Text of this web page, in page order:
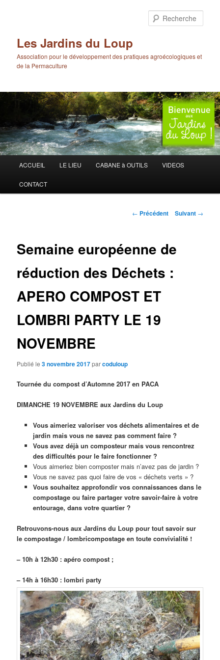
Les Jardins du Loup
Association pour le développement des pratiques agroécologiques et
de la Permaculture
principal
ACCUEIL LE LIEU CABANE à OUTILS VIDEOS
CONTACT
Navigation
← Précédent Suivant →
Semaine européenne de
réduction des Déchets :
APERO COMPOST ET
LOMBRI PARTY LE 19
NOVEMBRE
Publié le3 novembre 2017parcoduloup
Tournée du compost d’Automne 2017 en PACA
DIMANCHE 19 NOVEMBRE aux Jardins du Loup
Vous aimeriez valoriser vos déchets alimentaires et de
jardin mais vous ne savez pas comment faire ?
Vous avez déjà un composteur mais vous rencontrez
des difficultés pour le faire fonctionner ?
Vous aimeriez bien composter mais n’avez pas de jardin ?
Vous ne savez pas quoi faire de vos « déchets verts » ?
Vous souhaitez approfondir vos connaissances dans le
compostage ou faire partager votre savoir-faire à votre
entourage, dans votre quartier ?
Retrouvons-nous aux Jardins du Loup pour tout savoir sur
le compostage / lombricompostage en toute convivialité !
– 10h à 12h30 : apéro compost ;
– 14h à 16h30 : lombri party